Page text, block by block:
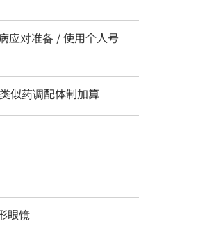
应对准备 / 使用个人号
似药调配体制加算
眼镜